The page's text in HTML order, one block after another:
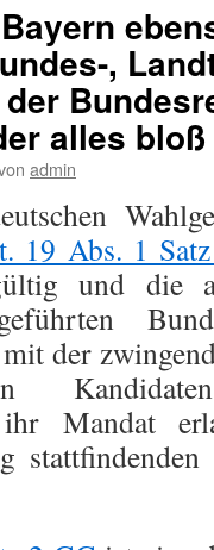
,
alles
admin
19 Abs. 1
und die
der
ihr Mandat